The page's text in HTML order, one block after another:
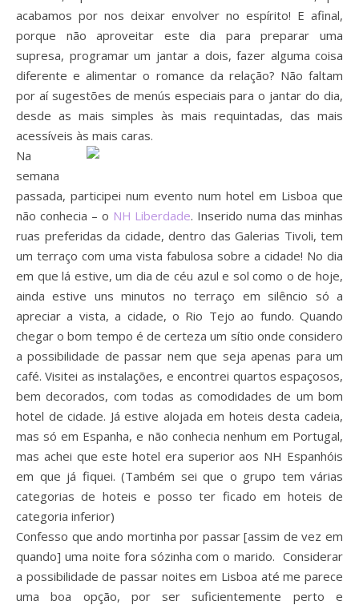
acabamos por nos deixar envolver no espírito! E afinal,
porque não aproveitar este dia para preparar uma
supresa, programar um jantar a dois, fazer alguma coisa
diferente e alimentar o romance da relação? Não faltam
por aí sugestões de menús especiais para o jantar do dia,
desde as mais simples às mais requintadas, das mais
acessíveis às mais caras.
Na
semana
passada, participei num evento num hotel em Lisboa que
não conhecia – o NH Liberdade. Inserido numa das minhas
ruas preferidas da cidade, dentro das Galerias Tivoli, tem
um terraço com uma vista fabulosa sobre a cidade! No dia
em que lá estive, um dia de céu azul e sol como o de hoje,
ainda estive uns minutos no terraço em silêncio só a
apreciar a vista, a cidade, o Rio Tejo ao fundo. Quando
chegar o bom tempo é de certeza um sítio onde considero
a possibilidade de passar nem que seja apenas para um
café. Visitei as instalações, e encontrei quartos espaçosos,
bem decorados, com todas as comodidades de um bom
hotel de cidade. Já estive alojada em hoteis desta cadeia,
mas só em Espanha, e não conhecia nenhum em Portugal,
mas achei que este hotel era superior aos NH Espanhóis
em que já fiquei. (Também sei que o grupo tem várias
categorias de hoteis e posso ter ficado em hoteis de
categoria inferior)
Confesso que ando mortinha por passar [assim de vez em
quando] uma noite fora sózinha com o marido. Considerar
a possibilidade de passar noites em Lisboa até me parece
uma boa opção, por ser suficientemente perto e